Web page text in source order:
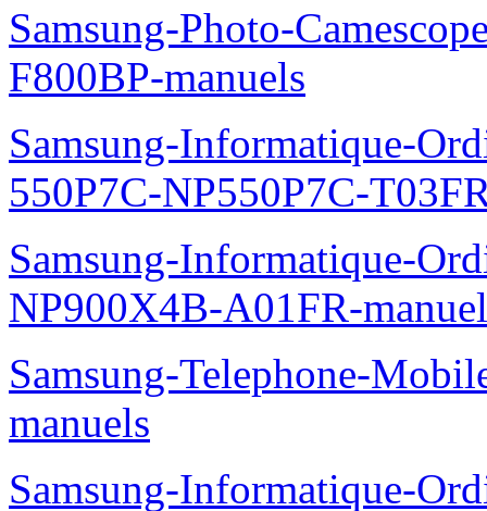
Samsung-Photo-
F800BP-manuels
Samsung-Informatique-
550P7C-NP550P7C-
Samsung-Informatique-
NP900X4B-A01FR-
Samsung-Telephone-
manuels
Samsung-Informatique-